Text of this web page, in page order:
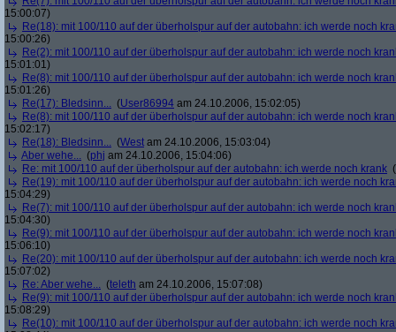
15:00:07)
Re(18): mit 100/110 auf der überholspur auf der autobahn: ich werde noch
15:00:26)
Re(2): mit 100/110 auf der überholspur auf der autobahn: ich werde noch
15:01:01)
Re(8): mit 100/110 auf der überholspur auf der autobahn: ich werde noch
15:01:26)
Re(17): Bledsinn... (User86994 am 24.10.2006, 15:02:05)
Re(8): mit 100/110 auf der überholspur auf der autobahn: ich werde noch
15:02:17)
Re(18): Bledsinn... (West am 24.10.2006, 15:03:04)
Aber wehe... (phj am 24.10.2006, 15:04:06)
Re: mit 100/110 auf der überholspur auf der autobahn: ich werde noch krank (
Re(19): mit 100/110 auf der überholspur auf der autobahn: ich werde noch
15:04:29)
Re(7): mit 100/110 auf der überholspur auf der autobahn: ich werde noch
15:04:30)
Re(9): mit 100/110 auf der überholspur auf der autobahn: ich werde noch
15:06:10)
Re(20): mit 100/110 auf der überholspur auf der autobahn: ich werde noch
15:07:02)
Re: Aber wehe... (teleth am 24.10.2006, 15:07:08)
Re(9): mit 100/110 auf der überholspur auf der autobahn: ich werde noch
15:08:29)
Re(10): mit 100/110 auf der überholspur auf der autobahn: ich werde noch